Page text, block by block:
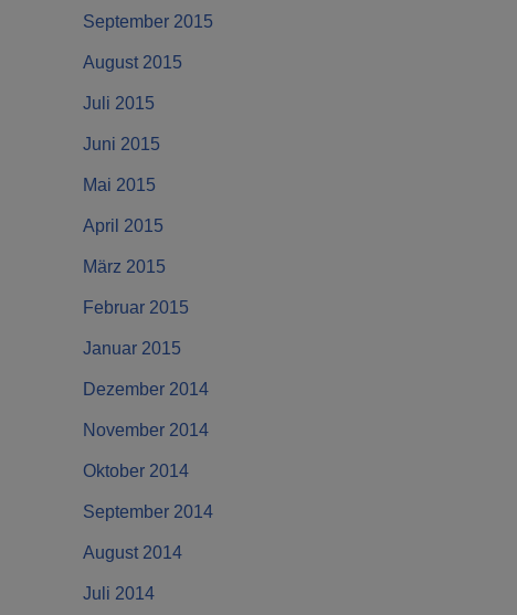
September 2015
August 2015
Juli 2015
Juni 2015
Mai 2015
April 2015
März 2015
Februar 2015
Januar 2015
Dezember 2014
November 2014
Oktober 2014
September 2014
August 2014
Juli 2014